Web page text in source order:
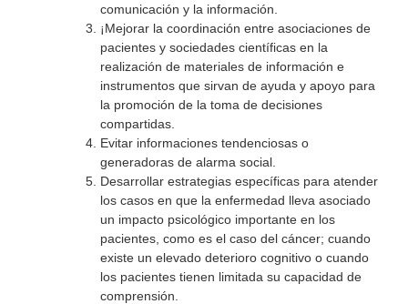
comunicación y la información.
¡Mejorar la coordinación entre asociaciones de
pacientes y sociedades científicas en la
realización de materiales de información e
instrumentos que sirvan de ayuda y apoyo para
la promoción de la toma de decisiones
compartidas.
Evitar informaciones tendenciosas o
generadoras de alarma social.
Desarrollar estrategias específicas para atender
los casos en que la enfermedad lleva asociado
un impacto psicológico importante en los
pacientes, como es el caso del cáncer; cuando
existe un elevado deterioro cognitivo o cuando
los pacientes tienen limitada su capacidad de
comprensión.